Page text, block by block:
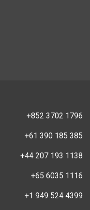
+852 3702 1796
+61 390 185 385
+44 207 193 1138
+65 6035 1116
+1 949 524 4399